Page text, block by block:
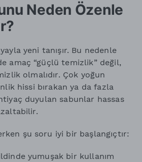
Neden Özenle
yeni tanışır. Bu nedenle
amaç “güçlü temizlik” değil,
olmalıdır. Çok yoğun
hissi bırakan ya da fazla
duyulan sabunlar hassas
şu soru iyi bir başlangıçtır:
yumuşak bir kullanım